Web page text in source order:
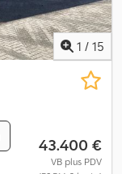
1 / 15
43.400 €
VB plus PDV